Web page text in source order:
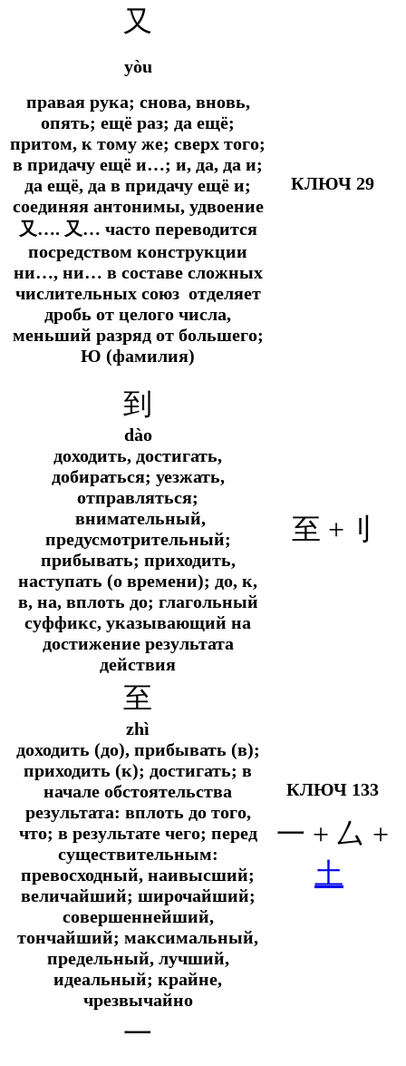
又
yòu
правая рука; снова, вновь,
опять; ещё раз; да ещё;
притом, к тому же; сверх того;
в придачу ещё и…; и, да, да и;
да ещё, да в придачу ещё и;
соединяя антонимы, удвоение
又…. 又… часто переводится
посредством конструкции
ни…, ни… в составе сложных
числительных союз отделяет
дробь от целого числа,
меньший разряд от большего;
Ю (фамилия)
КЛЮЧ 29
到
dào
доходить, достигать,
добираться; уезжать,
отправляться;
внимательный,
предусмотрительный;
прибывать; приходить,
наступать (о времени); до, к,
в, на, вплоть до; глагольный
суффикс, указывающий на
достижение результата
действия
至 + 刂
至
zhì
доходить (до), прибывать (в);
приходить (к); достигать; в
начале обстоятельства
результата: вплоть до того,
что; в результате чего; перед
существительным:
превосходный, наивысший;
величайший; широчайший;
совершеннейший,
тончайший; максимальный,
предельный, лучший,
идеальный; крайне,
чрезвычайно
КЛЮЧ 133
一 + 厶 +
土
一